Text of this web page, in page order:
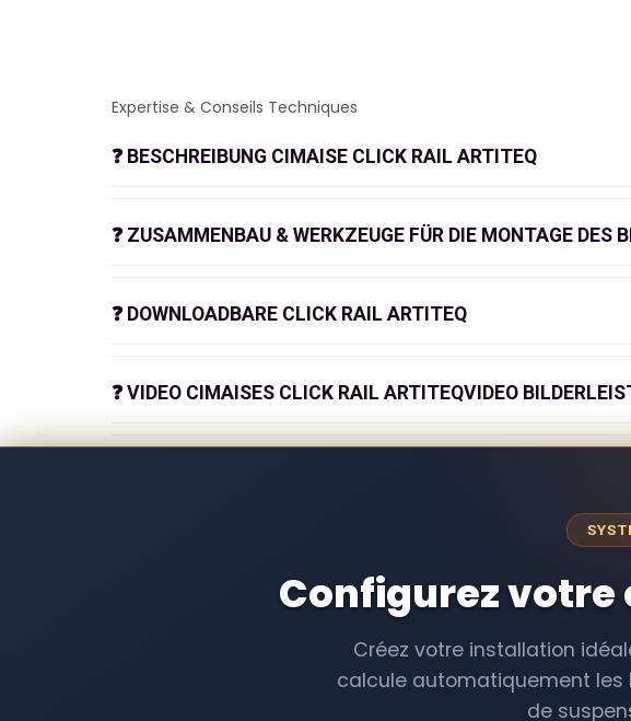
Expertise & Conseils Techniques
❓ BESCHREIBUNG CIMAISE CLICK RAIL ARTITEQ
einfache Integration in jeden Raum.
❓ ZUSAMMENBAU & WERKZEUGE FÜR DIE MONTAGE
❓ DOWNLOADBARE CLICK RAIL ARTITEQ
TECHNISCHES DATENBLATT
❓ VIDEO CIMAISES CLICK RAIL ARTITEQVIDEO
Configurez votre
Créez votre installation
calcule automatiquement les
de